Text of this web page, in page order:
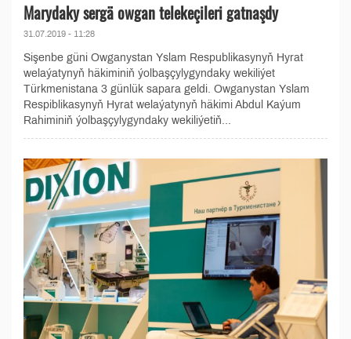
Marydaky sergä owgan telekeçileri gatnaşdy
31.07.2019 - 11:28
Sişenbe güni Owganystan Yslam Respublikasynyň Hyrat
welaýatynyň häkiminiň ýolbaşçylygyndaky wekiliýet
Türkmenistana 3 günlük sapara geldi. Owganystan Yslam
Respiblikasynyň Hyrat welaýatynyň häkimi Abdul Kaýum
Rahiminiň ýolbaşçylygyndaky wekiliýetiň...